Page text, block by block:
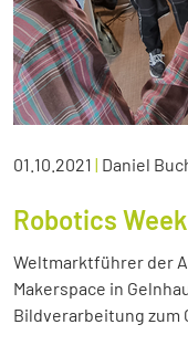
01.10.2021 | Daniel
Robotics
Weltmarktführer der
Makerspace in
Bildverarbeitung zum